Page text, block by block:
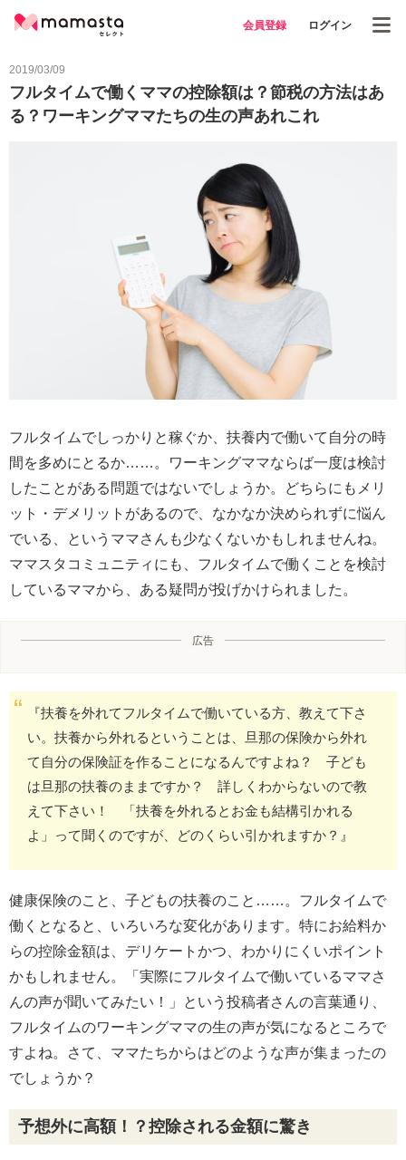
会員登録 ログイン
2019/03/09
フルタイムで働くママの控除額は？節税の方法はあ
る？ワーキングママたちの生の声あれこれ
フルタイムでしっかりと稼ぐか、扶養内で働いて自分の時
間を多めにとるか……。ワーキングママならば一度は検討
したことがある問題ではないでしょうか。どちらにもメリ
ット・デメリットがあるので、なかなか決められずに悩ん
でいる、というママさんも少なくないかもしれませんね。
ママスタコミュニティにも、フルタイムで働くことを検討
しているママから、ある疑問が投げかけられました。
広告
『扶養を外れてフルタイムで働いている方、教えて下さ
い。扶養から外れるということは、旦那の保険から外れ
て自分の保険証を作ることになるんですよね？ 子ども
は旦那の扶養のままですか？ 詳しくわからないので教
えて下さい！ 「扶養を外れるとお金も結構引かれる
よ」って聞くのですが、どのくらい引かれますか？』
健康保険のこと、子どもの扶養のこと……。フルタイムで
働くとなると、いろいろな変化があります。特にお給料か
らの控除金額は、デリケートかつ、わかりにくいポイント
かもしれません。「実際にフルタイムで働いているママさ
んの声が聞いてみたい！」という投稿者さんの言葉通り、
フルタイムのワーキングママの生の声が気になるところで
すよね。さて、ママたちからはどのような声が集まったの
でしょうか？
予想外に高額！？控除される金額に驚き